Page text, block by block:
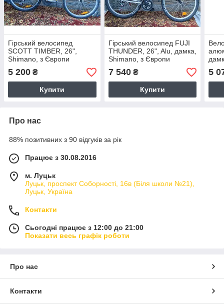
Гірський велосипед
SCOTT TIMBER, 26",
Shimano, з Європи
5 200 ₴
Купити
Гірський велосипед FUJI
THUNDER, 26", Alu, дамка,
Shimano, з Європи
7 540₴
Купити
5
Про нас
88% позитивних з 90 відгуків за рік
Працює з 30.08.2016
м. Луцьк
Луцьк, проспект Соборності, 16в (Біля школи №21),
Луцьк, Україна
Контакти
Сьогодні працює з 12:00 до 21:00
Показати весь графік роботи
Про нас
Контакти